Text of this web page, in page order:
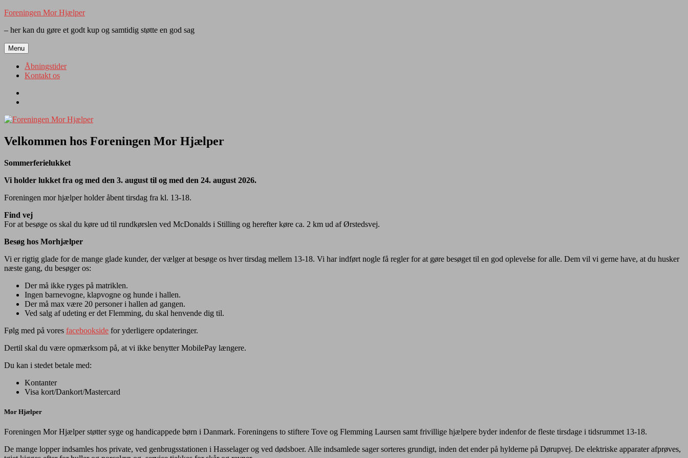
Videre
indhold
Foreningen Mor Hjælper
– her kan du gøre et godt kup og samtidig støtte en god sag
Menu
Åbningstider
Kontakt os
Velkommen hos Foreningen Mor Hjælper
Sommerferielukket
Vi holder lukket fra og med den 3. august til og med den 24. august 2026.
Foreningen mor hjælper holder åbent tirsdag fra kl. 13-18.
Find vej
For at besøge os skal du køre ud til rundkørslen ved McDonalds i Stilling og herefter køre ca. 2 km ud af Ørstedsvej.
Besøg hos Morhjælper
Vi er rigtig glade for de mange glade kunder, der vælger at besøge os hver tirsdag mellem 13-18. Vi har indført nogle få regler for at gøre besøget til en god oplevelse for alle. Dem vil vi gerne have, at du husker
næste gang, du besøger os:
Der må ikke ryges på matriklen.
Ingen barnevogne, klapvogne og hunde i hallen.
Der må max være 20 personer i hallen ad gangen.
Ved salg af udeting er det Flemming, du skal henvende dig til.
Følg med på vores facebookside for yderligere opdateringer.
Dertil skal du være opmærksom på, at vi ikke benytter MobilePay længere.
Du kan i stedet betale med:
Kontanter
Visa kort/Dankort/Mastercard
Mor Hjælper
Foreningen Mor Hjælper støtter syge og handicappede børn i Danmark. Foreningens to stiftere Tove og Flemming Laursen samt frivillige hjælpere byder indenfor de fleste tirsdage i tidsrummet 13-18.
De mange lopper indsamles hos private, ved genbrugsstationen i Hasselager og ved dødsboer. Alle indsamlede sager sorteres grundigt, inden det ender på hylderne på Dørupvej. De elektriske apparater afprøves,